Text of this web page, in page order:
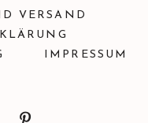
VERSAND
IMPRESSUM